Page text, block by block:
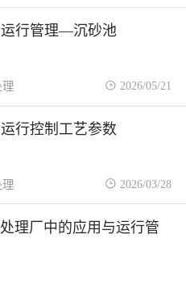
行管理—沉砂池
理 2026/05/21
行控制工艺参数
理 2026/03/28
理厂中的应用与运行管